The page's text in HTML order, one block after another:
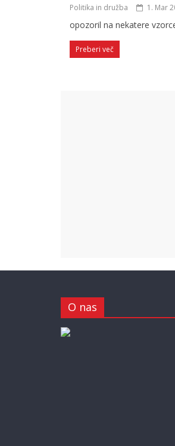
Politika in družba 1. Mar
opozoril na nekatere
Preberi več
O nas